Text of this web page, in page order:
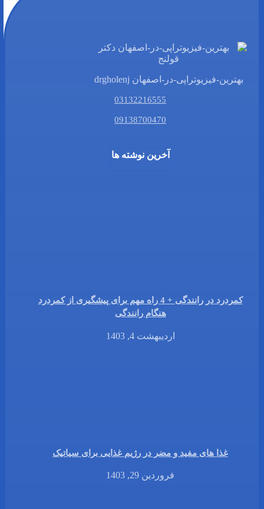
بهترین-فیزیوتراپی-در-اصفهان drgholenj
03132216555
09138700470
آخرین نوشته ها
کمردرد در رانندگی + 4 راه مهم برای پیشگیری از کمردرد
هنگام رانندگی
اردیبهشت 4, 1403
غذا های مفید و مضر در رژیم غذایی برای سیاتیک
فروردین 29, 1403